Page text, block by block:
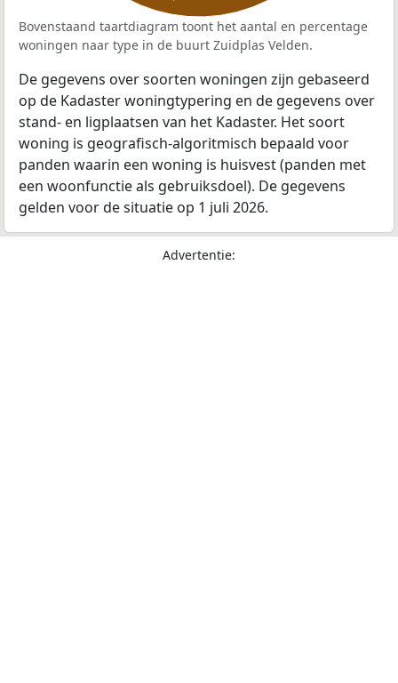
Bovenstaand taartdiagram toont het aantal en percentage
woningen naar type in de buurt Zuidplas Velden.
De gegevens over soorten woningen zijn gebaseerd
op de Kadaster woningtypering en de gegevens over
stand- en ligplaatsen van het Kadaster. Het soort
woning is geografisch-algoritmisch bepaald voor
panden waarin een woning is huisvest (panden met
een woonfunctie als gebruiksdoel). De gegevens
gelden voor de situatie op 1 juli 2026.
Advertentie: